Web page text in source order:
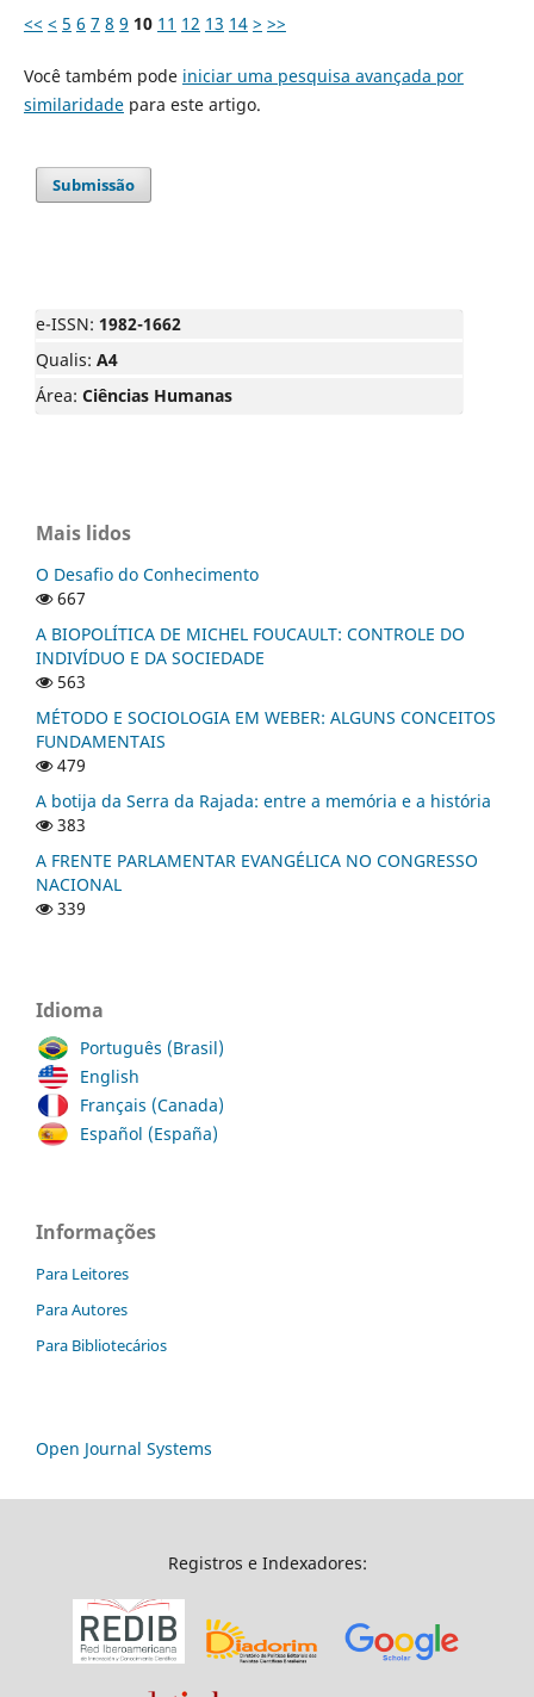
<< < 5 6 7 8 9 10 11 12 13 14 > >>
Você também pode iniciar uma pesquisa avançada por
similaridadepara este artigo.
Submissão
e-ISSN: 1982-1662
Qualis: A4
Área: Ciências Humanas
Mais lidos
O Desafio do Conhecimento
667
A BIOPOLÍTICA DE MICHEL FOUCAULT: CONTROLE DO
INDIVÍDUO E DA SOCIEDADE
563
MÉTODO E SOCIOLOGIA EM WEBER: ALGUNS CONCEITOS
FUNDAMENTAIS
479
A botija da Serra da Rajada: entre a memória e a história
383
A FRENTE PARLAMENTAR EVANGÉLICA NO CONGRESSO
NACIONAL
339
Idioma
Português (Brasil)
English
Français (Canada)
Español (España)
Informações
Para Leitores
Para Autores
Para Bibliotecários
Open Journal Systems
Registros e Indexadores: